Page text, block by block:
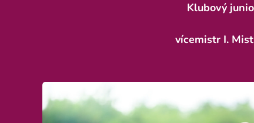
Klubový
vícemistr I.